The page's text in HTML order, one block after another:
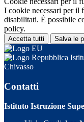
I cookie necessari per il
disabilitati. È possibile
policy.
Accetta tutti Salva le
Chivasso
Contatti
Istituto Istruzione